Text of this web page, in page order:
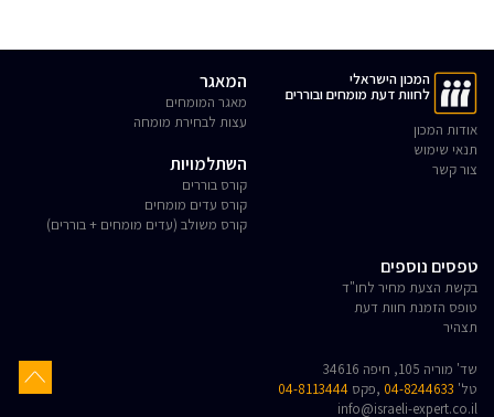
המכון הישראלי
לחוות דעת מומחים ובוררים
אודות המכון
תנאי שימוש
צור קשר
המאגר
מאגר המומחים
עצות לבחירת מומחה
השתלמויות
קורס בוררים
קורס עדים מומחים
קורס משולב (עדים מומחים + בוררים)
טפסים נוספים
בקשת הצעת מחיר לחו"ד
טופס הזמנת חוות דעת
תצהיר
שד' מוריה 105, חיפה 34616
טל' 04-8244633 ,פקס 04-8113444
info@israeli-expert.co.il